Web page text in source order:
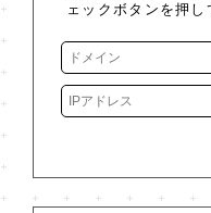
ェックボタンを押し